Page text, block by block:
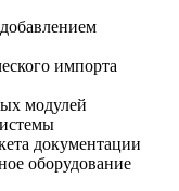
импорта
модулей
документации
оборудование